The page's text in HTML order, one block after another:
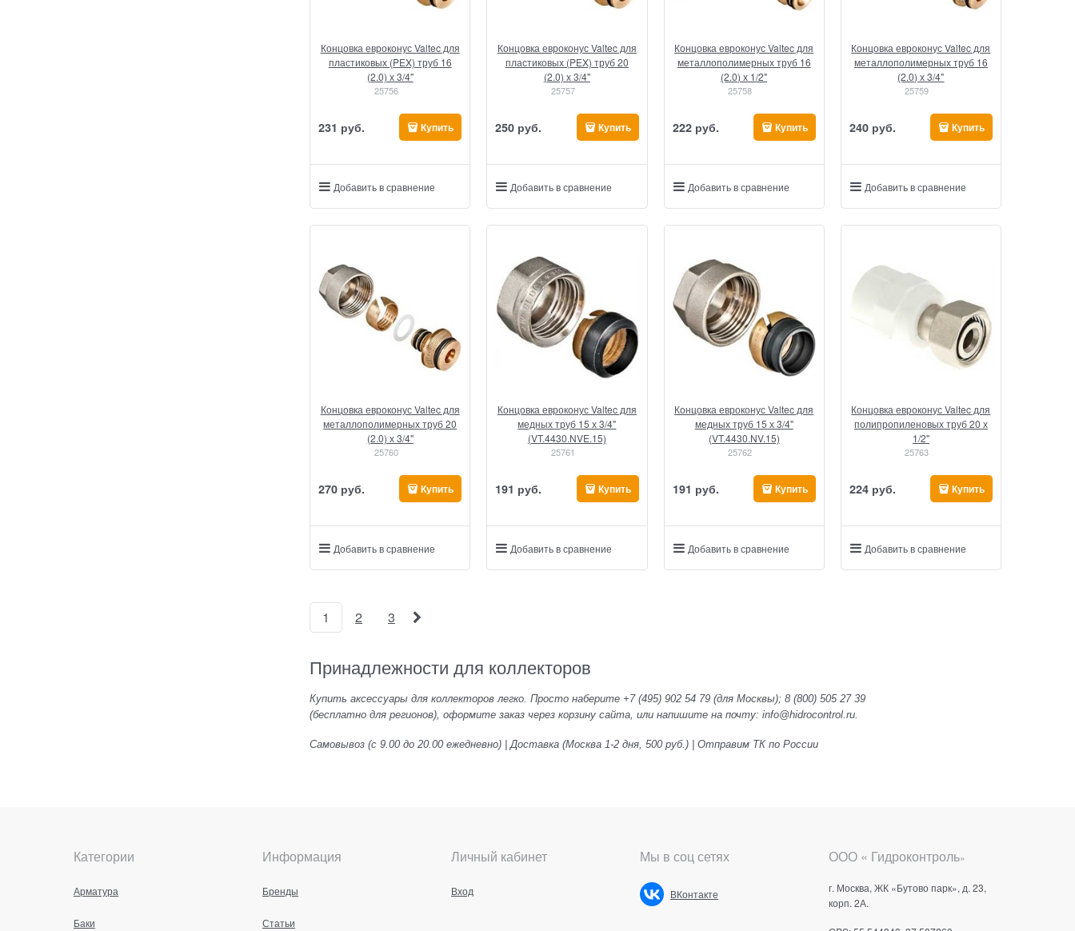
Концовка евроконус Valtec для
пластиковых (PEX) труб 16
(2.0) х 3/4"
25756
231 руб. Купить
Добавить в сравнение
Концовка евроконус Valtec для
пластиковых (PEX) труб 20
(2.0) х 3/4"
25757
250 руб. Купить
Добавить в сравнение
Концовка евроконус Valtec для
металлополимерных труб 16
(2.0) х 1/2"
25758
222 руб. Купить
Добавить в сравнение
Концовка евроконус Valtec для
металлополимерных труб 16
(2.0) х 3/4"
25759
240 руб. Купить
Добавить в сравнение
Концовка евроконус Valtec для
металлополимерных труб 20
(2.0) х 3/4"
25760
270 руб. Купить
Добавить в сравнение
Концовка евроконус Valtec для
медных труб 15 х 3/4"
(VT.4430.NVE.15)
25761
191 руб. Купить
Добавить в сравнение
Концовка евроконус Valtec для
медных труб 15 х 3/4"
(VT.4430.NV.15)
25762
191 руб. Купить
Добавить в сравнение
Концовка евроконус Valtec для
полипропиленовых труб 20 х
1/2"
25763
224 руб. Купить
Добавить в сравнение
1 2 3
Принадлежности для коллекторов
Купить аксессуары для коллекторов легко. Просто наберите +7 (495) 902 54 79 (для Москвы); 8 (800) 505 27 39
(бесплатно для регионов), оформите заказ через корзину сайта, или напишите на почту: info@hidrocontrol.ru.
Самовывоз (с 9.00 до 20.00 ежедневно) | Доставка (Москва 1-2 дня, 500 руб.) | Отправим ТК по России
Категории
Арматура
Баки
Информация
Бренды
Статьи
Личный кабинет
Вход
Мы в соц сетях
ВКонтакте
ООО « Гидроконтроль»
г. Москва, ЖК «Бутово парк», д. 23,
корп. 2А.